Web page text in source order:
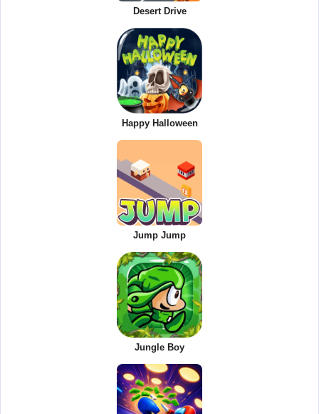
Desert Drive
Happy Halloween
Jump Jump
Jungle Boy